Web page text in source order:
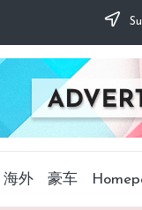
海外 豪车